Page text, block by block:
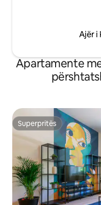
Ajër i
Apartamente
Superpritës
Superpritës